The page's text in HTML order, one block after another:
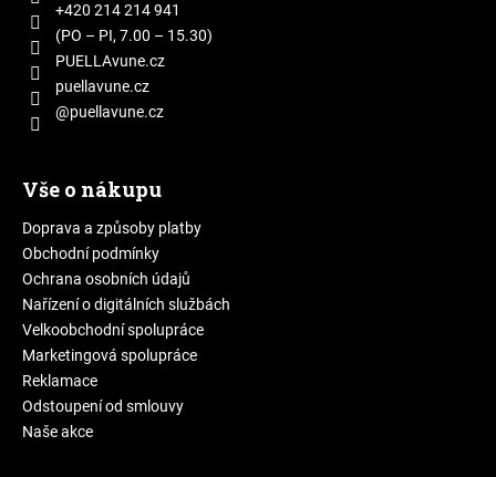
+420 214 214 941
(PO – PI, 7.00 – 15.30)
PUELLAvune.cz
puellavune.cz
@puellavune.cz
Vše o nákupu
Doprava a způsoby platby
Obchodní podmínky
Ochrana osobních údajů
Nařízení o digitálních službách
Velkoobchodní spolupráce
Marketingová spolupráce
Reklamace
Odstoupení od smlouvy
Naše akce